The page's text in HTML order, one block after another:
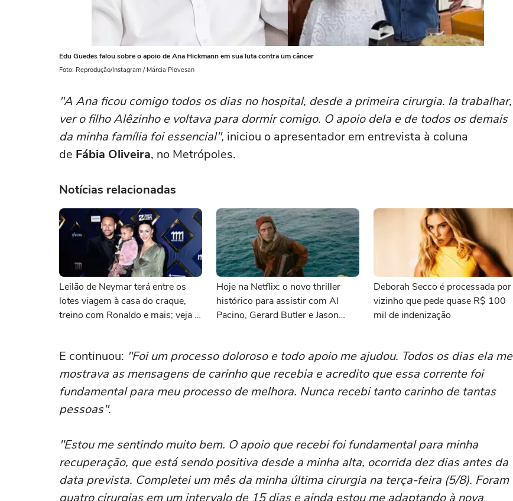
Edu Guedes falou sobre o apoio de Ana Hickmann em sua luta contra um câncer
Foto: Reprodução/Instagram / Márcia Piovesan
"A Ana ficou comigo todos os dias no hospital, desde a primeira cirurgia. Ia trabalhar,
ver o filho Alêzinho e voltava para dormir comigo. O apoio dela e de todos os demais
da minha família foi essencial", iniciou o apresentador em entrevista à coluna
de Fábia Oliveira, no Metrópoles.
Notícias relacionadas
Leilão de Neymar terá entre os
lotes viagem à casa do craque,
treino com Ronaldo e mais; veja a
Hoje na Netflix: o novo thriller
histórico para assistir com Al
Pacino, Gerard Butler e Jason
Deborah Secco é processada por
vizinho que pede quase R$ 100
mil de indenização
E continuou: "Foi um processo doloroso e todo apoio me ajudou. Todos os dias ela me
mostrava as mensagens de carinho que recebia e acredito que essa corrente foi
fundamental para meu processo de melhora. Nunca recebi tanto carinho de tantas
pessoas".
"Estou me sentindo muito bem. O apoio que recebi foi fundamental para minha
recuperação, que está sendo positiva desde a minha alta, ocorrida dez dias antes da
data prevista. Completei um mês da minha última cirurgia na terça-feira (5/8). Foram
quatro cirurgias em um intervalo de 15 dias e ainda estou me adaptando à nova